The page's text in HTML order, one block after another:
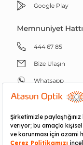
Google Play
Memnuniyet Hattı
444 67 85
Bize Ulaşın
Whatsapp